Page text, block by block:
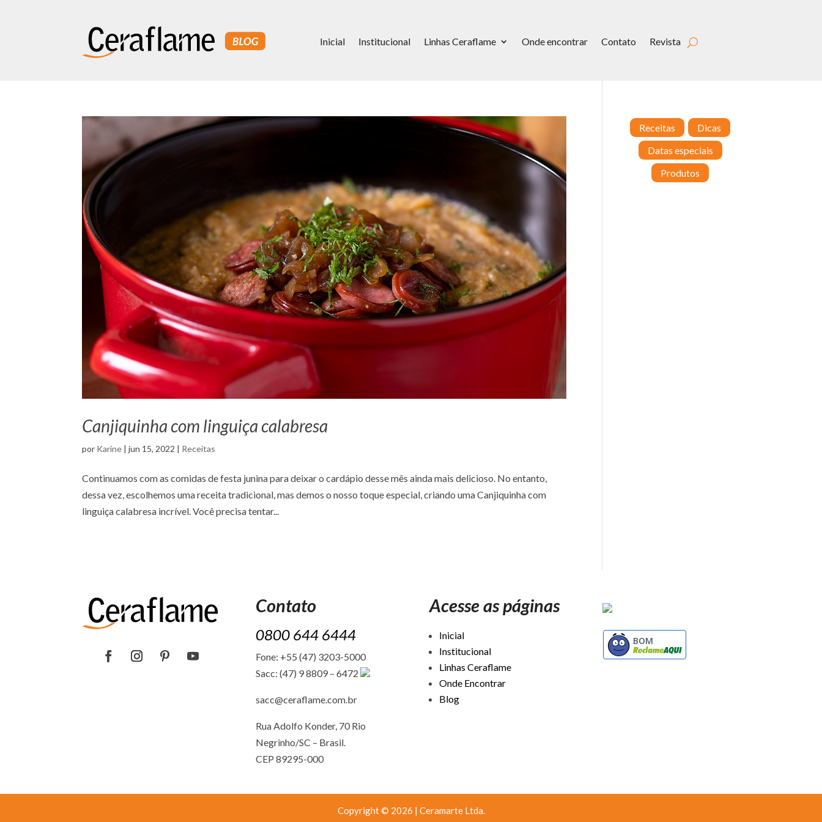
Inicial Institucional Linhas Ceraflame Onde encontrar Contato Revista
Canjiquinha com linguiça calabresa
por Karine |jun 15, 2022 | Receitas
Continuamos com as comidas de festa junina para deixar o cardápio desse mês ainda mais delicioso. No entanto,
dessa vez, escolhemos uma receita tradicional, mas demos o nosso toque especial, criando uma Canjiquinha com
linguiça calabresa incrível. Você precisa tentar...
Receitas
Dicas
Datas especiais
Produtos
Contato
0800 644 6444
Fone: +55 (47) 3203-5000
Sacc: (47) 9 8809 – 6472
sacc@ceraflame.com.br
Rua Adolfo Konder, 70 Rio
Negrinho/SC – Brasil.
CEP 89295-000
Acesse as páginas
Inicial
Institucional
Linhas Ceraflame
Onde Encontrar
Blog
BOM
Copyright © 2026 | Ceramarte Ltda.